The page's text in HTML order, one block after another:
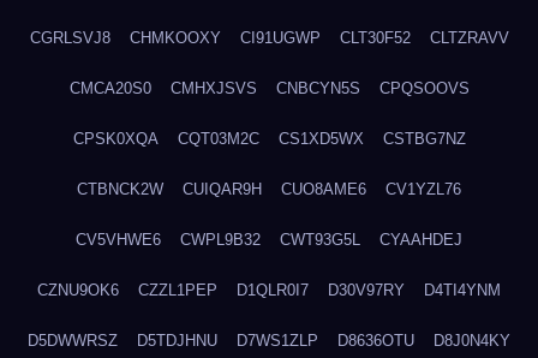
CGRLSVJ8 CHMKOOXY CI91UGWP CLT30F52 CLTZRAVV
CMCA20S0 CMHXJSVS CNBCYN5S CPQSOOVS
CPSK0XQA CQT03M2C CS1XD5WX CSTBG7NZ
CTBNCK2W CUIQAR9H CUO8AME6 CV1YZL76
CV5VHWE6 CWPL9B32 CWT93G5L CYAAHDEJ
CZNU9OK6 CZZL1PEP D1QLR0I7 D30V97RY D4TI4YNM
D5DWWRSZ D5TDJHNU D7WS1ZLP D8636OTU D8J0N4KY